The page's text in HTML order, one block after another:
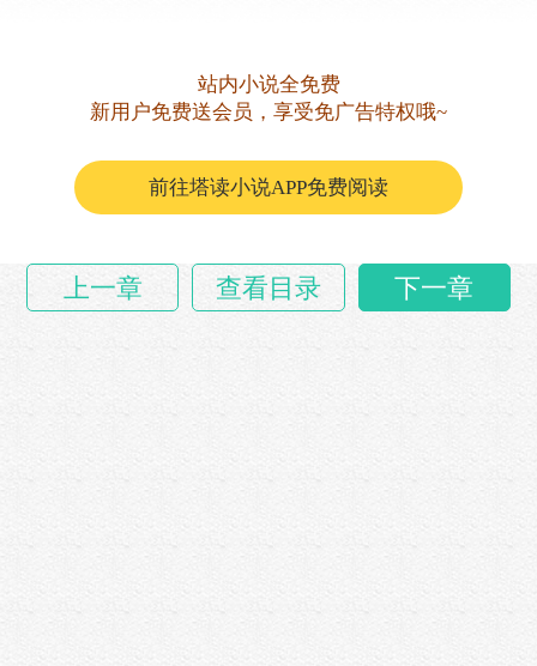
站内小说全免费
新用户免费送会员，享受免广告特权哦~
前往塔读小说APP免费阅读
上一章 查看目录 下一章